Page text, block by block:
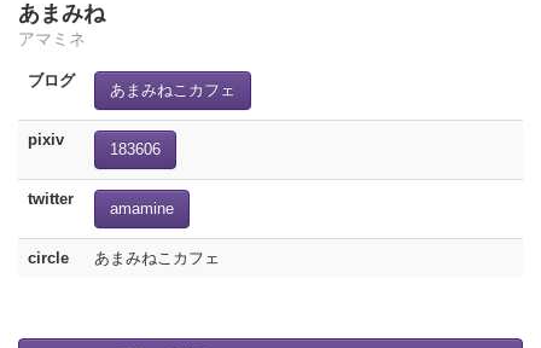
あまみね
アマミネ
ブログ
あまみねこカフェ
pixiv
183606
twitter
amamine
circle あまみねこカフェ